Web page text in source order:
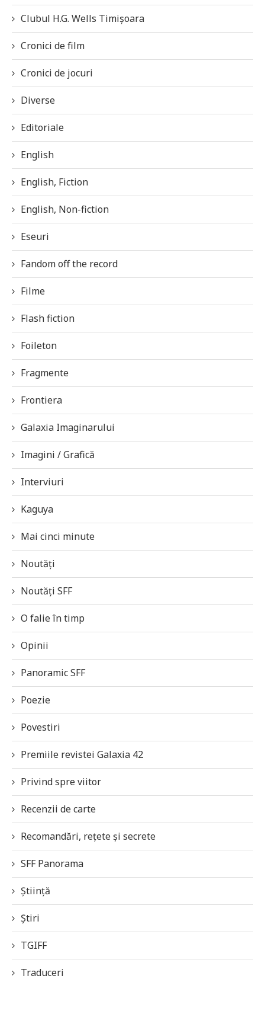
Clubul H.G. Wells Timișoara
Cronici de film
Cronici de jocuri
Diverse
Editoriale
English
English, Fiction
English, Non-fiction
Eseuri
Fandom off the record
Filme
Flash fiction
Foileton
Fragmente
Frontiera
Galaxia Imaginarului
Imagini / Grafică
Interviuri
Kaguya
Mai cinci minute
Noutăți
Noutăți SFF
O falie în timp
Opinii
Panoramic SFF
Poezie
Povestiri
Premiile revistei Galaxia 42
Privind spre viitor
Recenzii de carte
Recomandări, rețete și secrete
SFF Panorama
Știință
Știri
TGIFF
Traduceri